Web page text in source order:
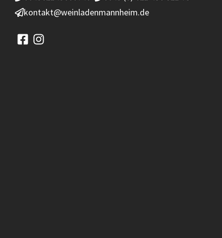
kontakt@weinladenmannheim.de